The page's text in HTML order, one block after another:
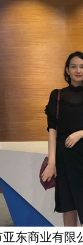
商业有限